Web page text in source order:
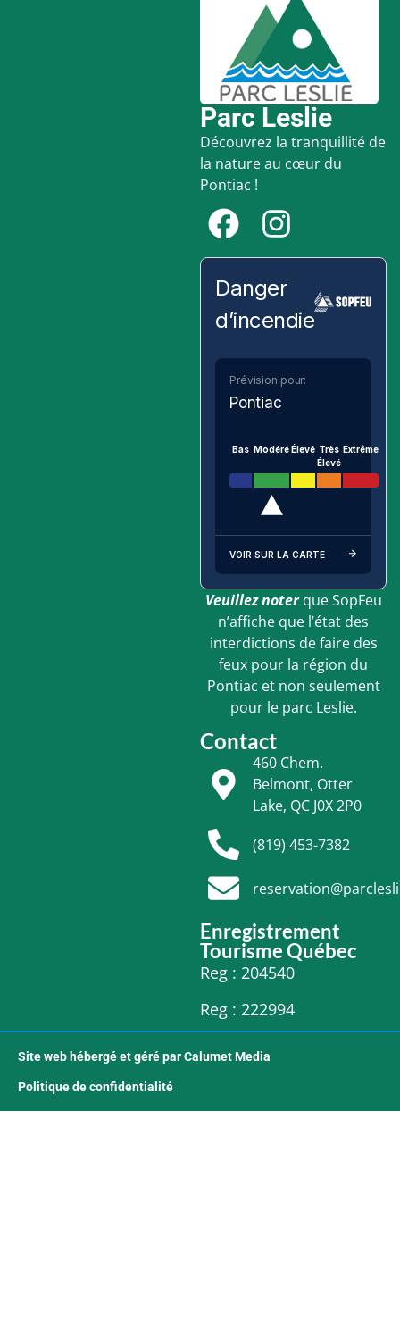
Parc Leslie
Découvrez la tranquillité de
la nature au cœur du
Pontiac !
Danger
d’incendie
Prévision pour:
Pontiac
Bas ModéréÉlevé Très
Élevé
Extrême
VOIR SUR LA CARTE
Veuillez noter que SopFeu
n’affiche que l’état des
interdictions de faire des
feux pour la région du
Pontiac et non seulement
pour le parc Leslie.
Contact
460 Chem.
Belmont, Otter
Lake, QC J0X 2P0
(819) 453-7382
Enregistrement
Tourisme Québec
Reg : 204540
Reg : 222994
Site web hébergé et géré par Calumet Media
Politique de confidentialité